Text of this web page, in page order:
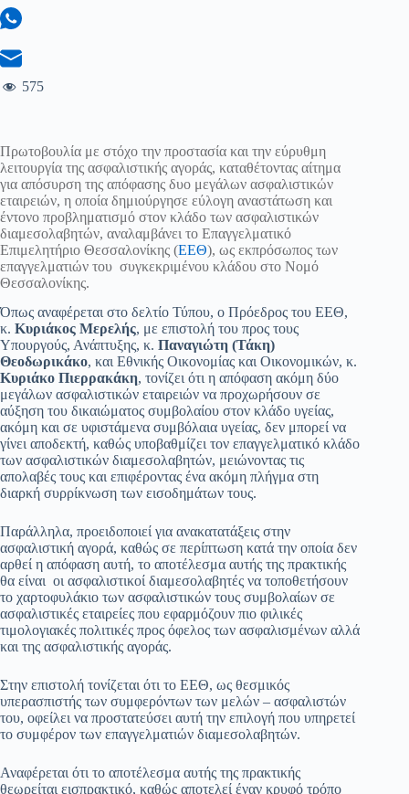
575
Πρωτοβουλία με στόχο την προστασία και την εύρυθμη
λειτουργία της ασφαλιστικής αγοράς, καταθέτοντας αίτημα
για απόσυρση της απόφασης δυο μεγάλων ασφαλιστικών
εταιρειών, η οποία δημιούργησε εύλογη αναστάτωση και
έντονο προβληματισμό στον κλάδο των ασφαλιστικών
διαμεσολαβητών, αναλαμβάνει το Επαγγελματικό
Επιμελητήριο Θεσσαλονίκης (ΕΕΘ), ως εκπρόσωπος των
επαγγελματιών του συγκεκριμένου κλάδου στο Νομό
Θεσσαλονίκης.
Όπως αναφέρεται στο δελτίο Τύπου, ο Πρόεδρος του ΕΕΘ,
κ. Κυριάκος Μερελής, με επιστολή του προς τους
Υπουργούς, Ανάπτυξης, κ. Παναγιώτη (Τάκη)
Θεοδωρικάκο, και Εθνικής Οικονομίας και Οικονομικών, κ.
Κυριάκο Πιερρακάκη, τονίζει ότι η απόφαση ακόμη δύο
μεγάλων ασφαλιστικών εταιρειών να προχωρήσουν σε
αύξηση του δικαιώματος συμβολαίου στον κλάδο υγείας,
ακόμη και σε υφιστάμενα συμβόλαια υγείας, δεν μπορεί να
γίνει αποδεκτή, καθώς υποβαθμίζει τον επαγγελματικό κλάδο
των ασφαλιστικών διαμεσολαβητών, μειώνοντας τις
απολαβές τους και επιφέροντας ένα ακόμη πλήγμα στη
διαρκή συρρίκνωση των εισοδημάτων τους.
Παράλληλα, προειδοποιεί για ανακατατάξεις στην
ασφαλιστική αγορά, καθώς σε περίπτωση κατά την οποία δεν
αρθεί η απόφαση αυτή, το αποτέλεσμα αυτής της πρακτικής
θα είναι οι ασφαλιστικοί διαμεσολαβητές να τοποθετήσουν
το χαρτοφυλάκιο των ασφαλιστικών τους συμβολαίων σε
ασφαλιστικές εταιρείες που εφαρμόζουν πιο φιλικές
τιμολογιακές πολιτικές προς όφελος των ασφαλισμένων αλλά
και της ασφαλιστικής αγοράς.
Στην επιστολή τονίζεται ότι το ΕΕΘ, ως θεσμικός
υπερασπιστής των συμφερόντων των μελών – ασφαλιστών
του, οφείλει να προστατεύσει αυτή την επιλογή που υπηρετεί
το συμφέρον των επαγγελματιών διαμεσολαβητών.
Αναφέρεται ότι το αποτέλεσμα αυτής της πρακτικής
θεωρείται εισπρακτικό, καθώς αποτελεί έναν κρυφό τρόπο